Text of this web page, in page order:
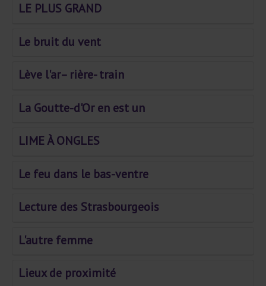
LE PLUS GRAND
Le bruit du vent
Lève l'ar– rière- train
La Goutte-d'Or en est un
LIME À ONGLES
Le feu dans le bas-ventre
Lecture des Strasbourgeois
L'autre femme
Lieux de proximité